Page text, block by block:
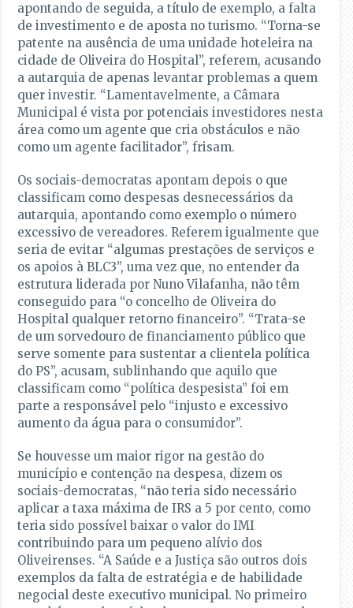
apontando de seguida, a título de exemplo, a falta
de investimento e de aposta no turismo. “Torna-se
patente na ausência de uma unidade hoteleira na
cidade de Oliveira do Hospital”, referem, acusando
a autarquia de apenas levantar problemas a quem
quer investir. “Lamentavelmente, a Câmara
Municipal é vista por potenciais investidores nesta
área como um agente que cria obstáculos e não
como um agente facilitador”, frisam.
Os sociais-democratas apontam depois o que
classificam como despesas desnecessários da
autarquia, apontando como exemplo o número
excessivo de vereadores. Referem igualmente que
seria de evitar “algumas prestações de serviços e
os apoios à BLC3”, uma vez que, no entender da
estrutura liderada por Nuno Vilafanha, não têm
conseguido para “o concelho de Oliveira do
Hospital qualquer retorno financeiro”. “Trata-se
de um sorvedouro de financiamento público que
serve somente para sustentar a clientela política
do PS”, acusam, sublinhando que aquilo que
classificam como “política despesista” foi em
parte a responsável pelo “injusto e excessivo
aumento da água para o consumidor”.
Se houvesse um maior rigor na gestão do
município e contenção na despesa, dizem os
sociais-democratas, “não teria sido necessário
aplicar a taxa máxima de IRS a 5 por cento, como
teria sido possível baixar o valor do IMI
contribuindo para um pequeno alívio dos
Oliveirenses. “A Saúde e a Justiça são outros dois
exemplos da falta de estratégia e de habilidade
negocial deste executivo municipal. No primeiro